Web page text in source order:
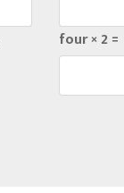
four × 2 =